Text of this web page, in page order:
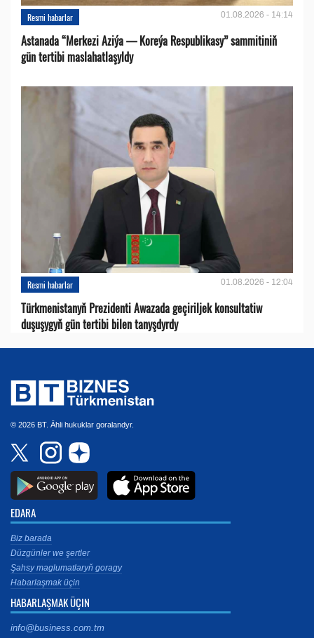
Resmi habarlar 01.08.2026 - 14:14
Astanada “Merkezi Aziýa — Koreýa Respublikasy” sammitiniň
gün tertibi maslahatlaşyldy
Resmi habarlar 01.08.2026 - 12:04
Türkmenistanyň Prezidenti Awazada geçiriljek konsultatiw
duşuşygyň gün tertibi bilen tanyşdyrdy
© 2026 BT. Ähli hukuklar goralandyr.
EDARA
Biz barada
Düzgünler we şertler
Şahsy maglumatlaryň goragy
Habarlaşmak üçin
HABARLAŞMAK ÜÇIN
info@business.com.tm